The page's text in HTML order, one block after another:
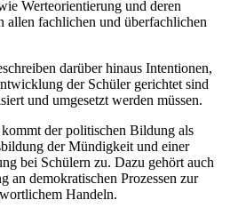
Werteorientierung und deren
allen fachlichen und überfachlichen
darüber hinaus Intentionen,
der Schüler gerichtet sind
und umgesetzt werden müssen.
der politischen Bildung als
der Mündigkeit und einer
bei Schülern zu. Dazu gehört auch
an demokratischen Prozessen zur
Handeln.